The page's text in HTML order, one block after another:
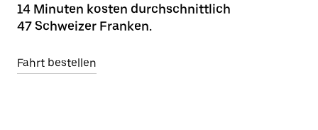
14 Minuten kosten durchschnittlich
47 Schweizer Franken.
Fahrt bestellen